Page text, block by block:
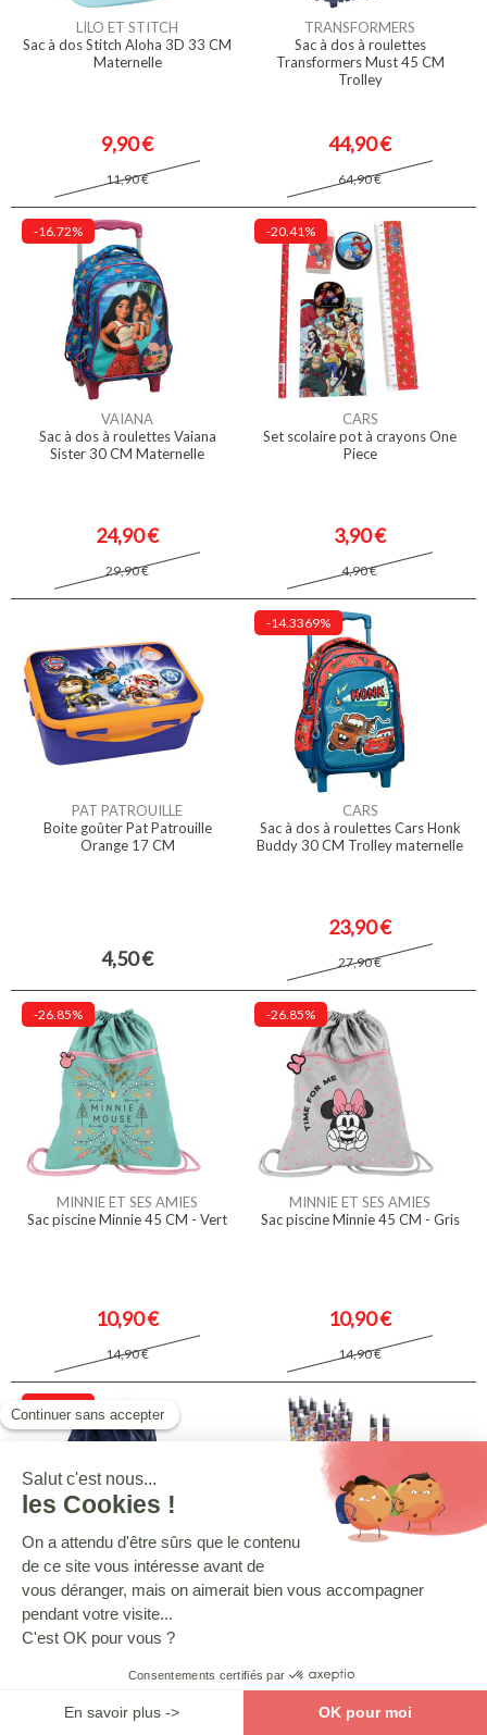
LILO ET STITCH
Sac à dos Stitch Aloha 3D 33 CM
Maternelle
9,90 €
11,90 €
TRANSFORMERS
Sac à dos à roulettes
Transformers Must 45 CM
Trolley
44,90 €
64,90 €
-16.72%
VAIANA
Sac à dos à roulettes Vaiana
Sister 30 CM Maternelle
24,90 €
29,90 €
-20.41%
CARS
Set scolaire pot à crayons One
Piece
3,90 €
4,90 €
PAT PATROUILLE
Boite goûter Pat Patrouille
Orange 17 CM
4,50 €
-14.3369%
CARS
Sac à dos à roulettes Cars Honk
Buddy 30 CM Trolley maternelle
23,90 €
27,90 €
-26.85%
MINNIE ET SES AMIES
Sac piscine Minnie 45 CM - Vert
10,90 €
14,90 €
-26.85%
MINNIE ET SES AMIES
Sac piscine Minnie 45 CM - Gris
10,90 €
14,90 €
-26.85%
MINNIE ET SES AMIES
Sac piscine Minnie 45 CM - Bleu
10,90 €
BARBIE